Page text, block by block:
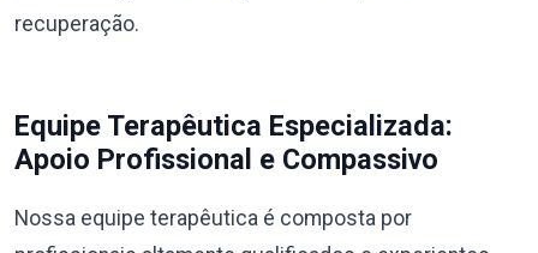
recuperação.
Equipe Terapêutica Especializada:
Apoio Profissional e Compassivo
Nossa equipe terapêutica é composta por